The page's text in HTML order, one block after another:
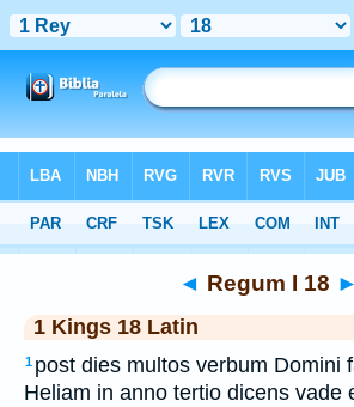
Latin> Regum I 18
◄ Regum I 18 ►
1 Kings 18 Latin
1 post dies multos verbum Domini
Heliam in anno tertio dicens vade